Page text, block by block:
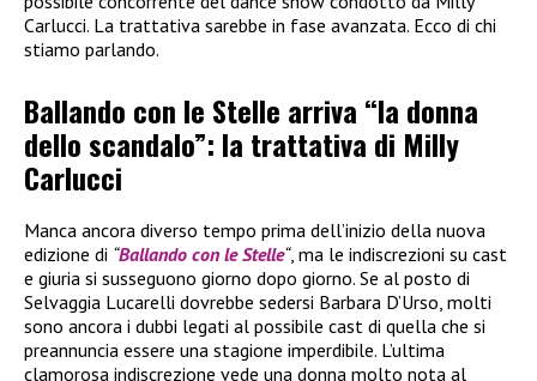
Carlucci. La trattativa sarebbe in fase avanzata. Ecco di chi
stiamo parlando.
Ballando con le Stelle arriva “la donna
dello scandalo”: la trattativa di Milly
Carlucci
Manca ancora diverso tempo prima dell’inizio della nuova
edizione di “Ballando con le Stelle“, ma le indiscrezioni su cast
e giuria si susseguono giorno dopo giorno. Se al posto di
Selvaggia Lucarelli dovrebbe sedersi Barbara D’Urso, molti
sono ancora i dubbi legati al possibile cast di quella che si
preannuncia essere una stagione imperdibile. L’ultima
clamorosa indiscrezione vede una donna molto nota al